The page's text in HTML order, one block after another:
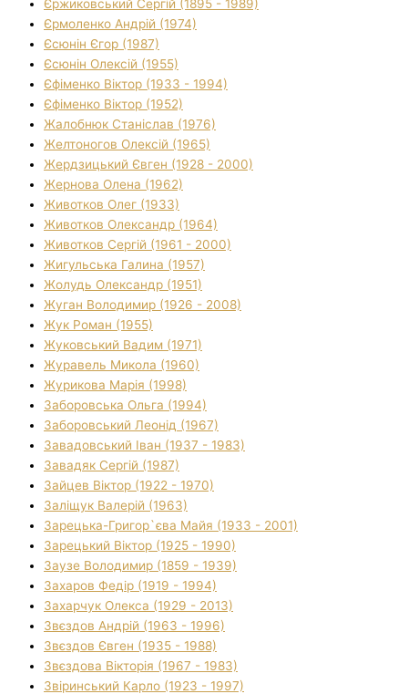
Єржиковський Сергій (1895 - 1989)
Єрмоленко Андрій (1974)
Єсюнін Єгор (1987)
Єсюнін Олексій (1955)
Єфіменко Віктор (1933 - 1994)
Єфіменко Віктор (1952)
Жалобнюк Станіслав (1976)
Желтоногов Олексій (1965)
Жердзицький Євген (1928 - 2000)
Жернова Олена (1962)
Животков Олег (1933)
Животков Олександр (1964)
Животков Сергій (1961 - 2000)
Жигульська Галина (1957)
Жолудь Олександр (1951)
Жуган Володимир (1926 - 2008)
Жук Роман (1955)
Жуковський Вадим (1971)
Журавель Микола (1960)
Журикова Марія (1998)
Заборовська Ольга (1994)
Заборовський Леонід (1967)
Завадовський Іван (1937 - 1983)
Завадяк Сергій (1987)
Зайцев Віктор (1922 - 1970)
Заліщук Валерій (1963)
Зарецька-Григор`єва Майя (1933 - 2001)
Зарецький Віктор (1925 - 1990)
Заузе Володимир (1859 - 1939)
Захаров Федір (1919 - 1994)
Захарчук Олекса (1929 - 2013)
Звєздов Андрій (1963 - 1996)
Звєздов Євген (1935 - 1988)
Звєздова Вікторія (1967 - 1983)
Звіринський Карло (1923 - 1997)